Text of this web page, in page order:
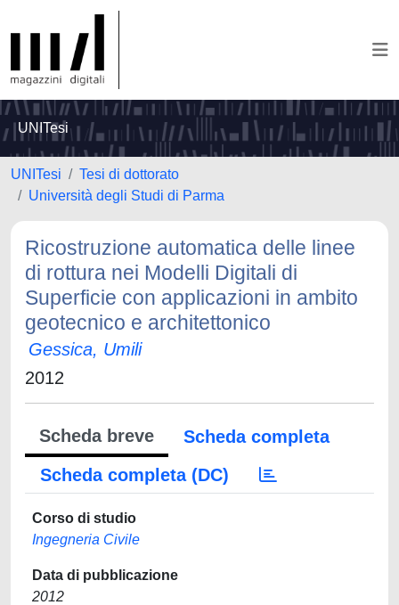
UNITesi
UNITesi
Tesi di dottorato
Università degli Studi di Parma
Ricostruzione automatica delle linee
di rottura nei Modelli Digitali di
Superficie con applicazioni in ambito
geotecnico e architettonico
Gessica, Umili
2012
Scheda breve
Scheda completa
Scheda completa (DC)
Corso di studio
Ingegneria Civile
Data di pubblicazione
2012